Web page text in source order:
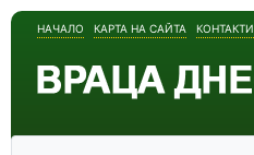
НАЧАЛО КАРТА НА САЙТА КОНТАКТИ